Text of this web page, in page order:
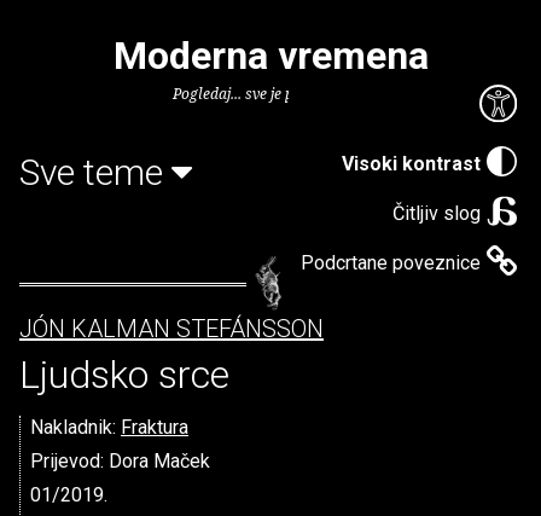
Visoki kontrast
Čitljiv slog
Podcrtane poveznice
Moderna vremena
Pogledaj... sve je puno knjiga.
Sve teme
JÓN KALMAN STEFÁNSSON
Ljudsko srce
Nakladnik: Fraktura
Prijevod: Dora Maček
01/2019.